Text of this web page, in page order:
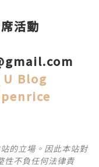
活動
U Blog
的立場。因此本站對
性不負任何法律責